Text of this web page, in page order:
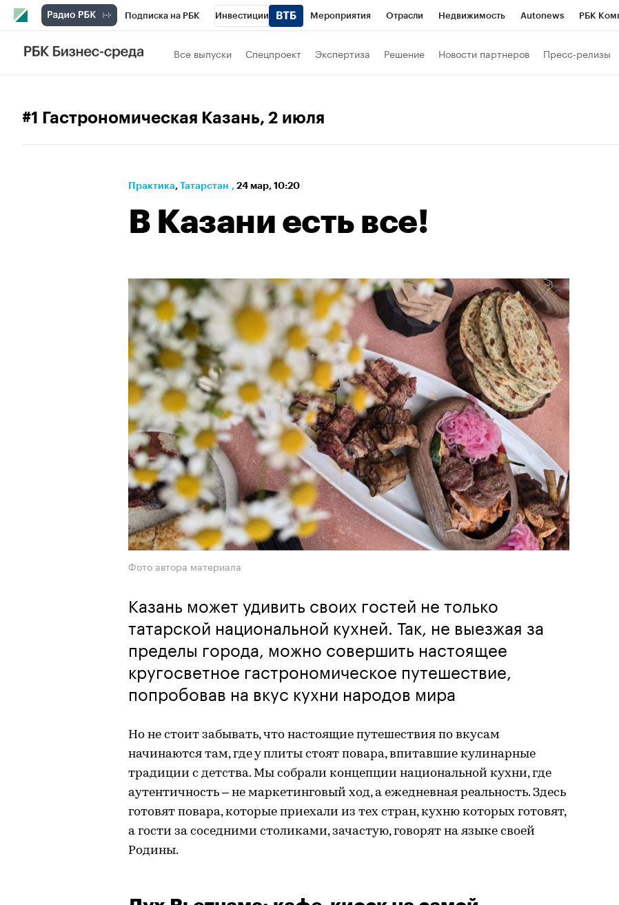
Подписка на РБК Инвестиции Мероприятия Отрасли Недвижимость Autonews РБК
РБК Вино Все выпуски Спецпроект Экспертиза Решение Новости партнеров Пресс-релизы
#1 Гастрономическая Казань, 2 июля
Практика⁠, Татарстан , 24 мар, 10:20
В Казани есть все!
Фото автора материала
Казань может удивить своих гостей не только
татарской национальной кухней. Так, не выезжая за
пределы города, можно совершить настоящее
кругосветное гастрономическое путешествие,
попробовав на вкус кухни народов мира
Но не стоит забывать, что настоящие путешествия по вкусам
начинаются там, где у плиты стоят повара, впитавшие кулинарные
традиции с детства. Мы собрали концепции национальной кухни, где
аутентичность – не маркетинговый ход, а ежедневная реальность. Здесь
готовят повара, которые приехали из тех стран, кухню которых готовят,
а гости за соседними столиками, зачастую, говорят на языке своей
Родины.